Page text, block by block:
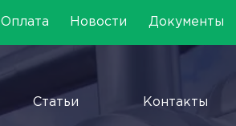
Оплата Новости Документы
Статьи Контакты